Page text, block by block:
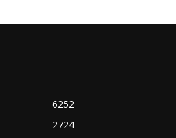
6252
2724